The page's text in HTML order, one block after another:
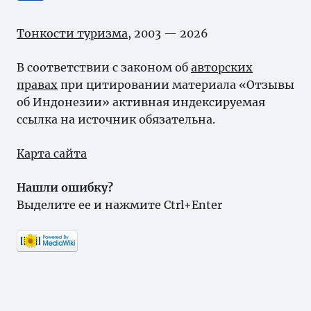
Тонкости туризма, 2003 — 2026
В соответствии с законом об авторских
правах при цитировании материала «Отзывы
об Индонезии» активная индексируемая
ссылка на источник обязательна.
Карта сайта
Нашли ошибку?
Выделите ее и нажмите Ctrl+Enter